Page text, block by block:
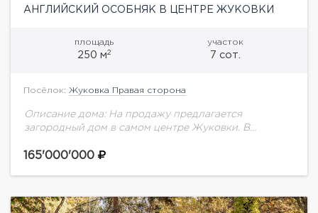
АНГЛИЙСКИЙ ОСОБНЯК В ЦЕНТРЕ ЖУКОВКИ
площадь
250 м2
участок
7 сот.
Посёлок: Жуковка Правая сторона
Описание дома: На продажу предлагается
загородный дом в самом центре Жуковки. В
лучшими ресторанами, кафе, магазинами и
165'000'000